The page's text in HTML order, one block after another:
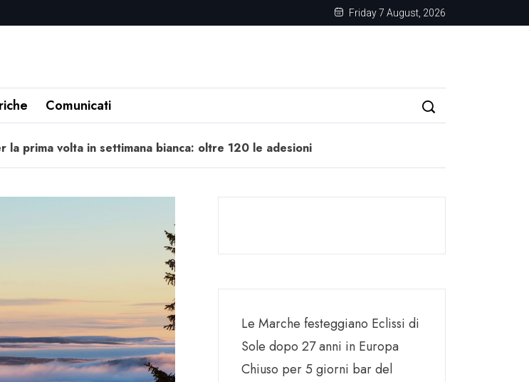
Friday 7 August, 2026
Comunicati
la prima volta in settimana bianca: oltre 120 le adesioni
Le Marche festeggiano Eclissi di
Sole dopo 27 anni in Europa
Chiuso per 5 giorni bar del